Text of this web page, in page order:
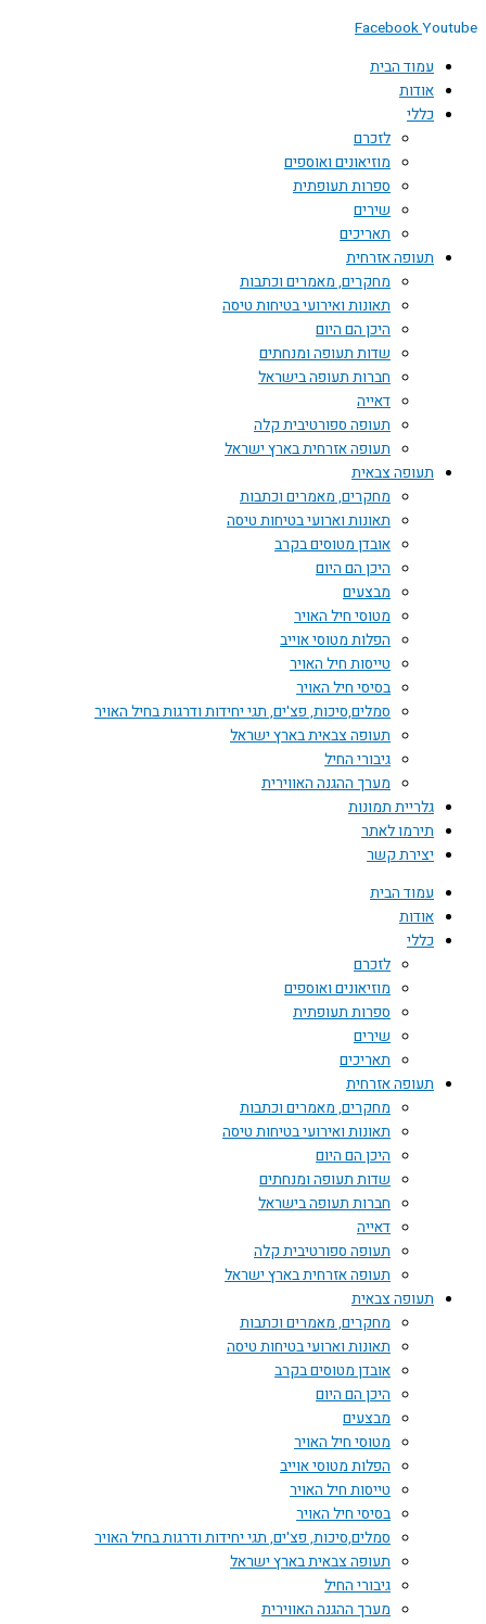
FacebookYoutube
עמוד הבית
אודות
כללי
לזכרם
מוזיאונים ואוספים
ספרות תעופתית
שירים
תאריכים
תעופה אזרחית
מחקרים, מאמרים וכתבות
תאונות ואירועי בטיחות טיסה
היכן הם היום
שדות תעופה ומנחתים
חברות תעופה בישראל
דאייה
תעופה ספורטיבית קלה
תעופה אזרחית בארץ ישראל
תעופה צבאית
מחקרים, מאמרים וכתבות
תאונות וארועי בטיחות טיסה
אובדן מטוסים בקרב
היכן הם היום
מבצעים
מטוסי חיל האויר
הפלות מטוסי אוייב
טייסות חיל האויר
בסיסי חיל האויר
סמלים,סיכות, פצ'ים, תגי יחידות ודרגות בחיל האויר
תעופה צבאית בארץ ישראל
גיבורי החיל
מערך ההגנה האווירית
גלריית תמונות
תירמו לאתר
יצירת קשר
עמוד הבית
אודות
כללי
לזכרם
מוזיאונים ואוספים
ספרות תעופתית
שירים
תאריכים
תעופה אזרחית
מחקרים, מאמרים וכתבות
תאונות ואירועי בטיחות טיסה
היכן הם היום
שדות תעופה ומנחתים
חברות תעופה בישראל
דאייה
תעופה ספורטיבית קלה
תעופה אזרחית בארץ ישראל
תעופה צבאית
מחקרים, מאמרים וכתבות
תאונות וארועי בטיחות טיסה
אובדן מטוסים בקרב
היכן הם היום
מבצעים
מטוסי חיל האויר
הפלות מטוסי אוייב
טייסות חיל האויר
בסיסי חיל האויר
סמלים,סיכות, פצ'ים, תגי יחידות ודרגות בחיל האויר
תעופה צבאית בארץ ישראל
גיבורי החיל
מערך ההגנה האווירית